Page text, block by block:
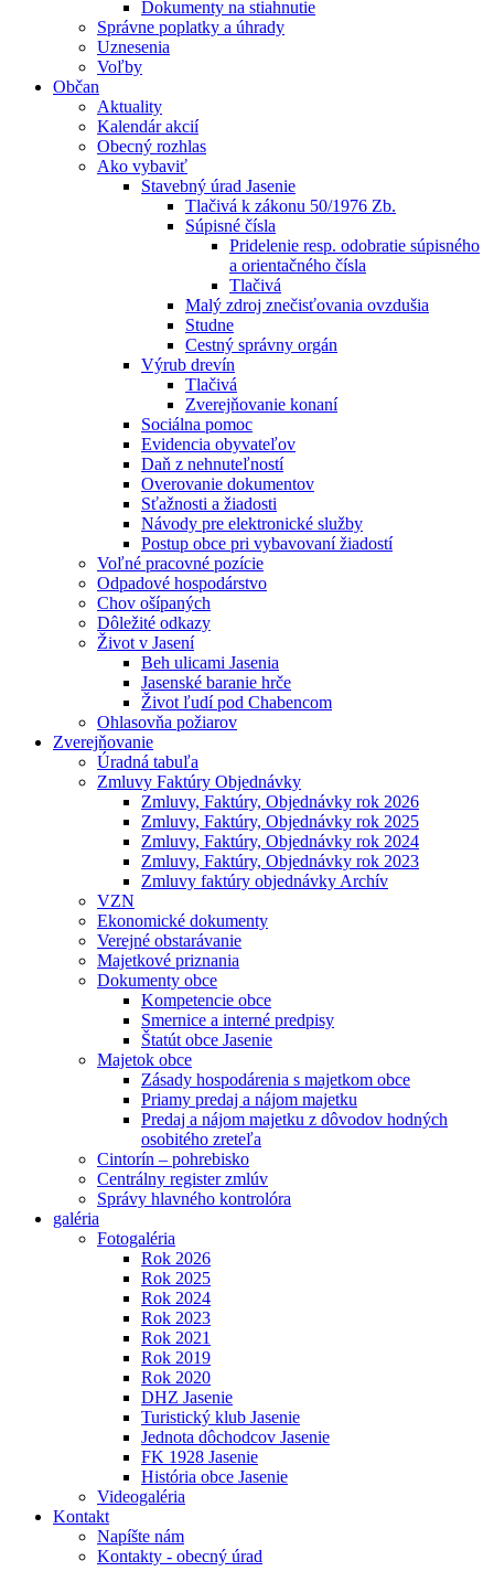
Dokumenty na stiahnutie
Správne poplatky a úhrady
Uznesenia
Voľby
Občan
Aktuality
Kalendár akcií
Obecný rozhlas
Ako vybaviť
Stavebný úrad Jasenie
Tlačivá k zákonu 50/1976 Zb.
Súpisné čísla
Pridelenie resp. odobratie súpisného
a orientačného čísla
Tlačivá
Malý zdroj znečisťovania ovzdušia
Studne
Cestný správny orgán
Výrub drevín
Tlačivá
Zverejňovanie konaní
Sociálna pomoc
Evidencia obyvateľov
Daň z nehnuteľností
Overovanie dokumentov
Sťažnosti a žiadosti
Návody pre elektronické služby
Postup obce pri vybavovaní žiadostí
Voľné pracovné pozície
Odpadové hospodárstvo
Chov ošípaných
Dôležité odkazy
Život v Jasení
Beh ulicami Jasenia
Jasenské baranie hrče
Život ľudí pod Chabencom
Ohlasovňa požiarov
Zverejňovanie
Úradná tabuľa
Zmluvy Faktúry Objednávky
Zmluvy, Faktúry, Objednávky rok 2026
Zmluvy, Faktúry, Objednávky rok 2025
Zmluvy, Faktúry, Objednávky rok 2024
Zmluvy, Faktúry, Objednávky rok 2023
Zmluvy faktúry objednávky Archív
VZN
Ekonomické dokumenty
Verejné obstarávanie
Majetkové priznania
Dokumenty obce
Kompetencie obce
Smernice a interné predpisy
Štatút obce Jasenie
Majetok obce
Zásady hospodárenia s majetkom obce
Priamy predaj a nájom majetku
Predaj a nájom majetku z dôvodov hodných
osobitého zreteľa
Cintorín – pohrebisko
Centrálny register zmlúv
Správy hlavného kontrolóra
galéria
Fotogaléria
Rok 2026
Rok 2025
Rok 2024
Rok 2023
Rok 2021
Rok 2019
Rok 2020
DHZ Jasenie
Turistický klub Jasenie
Jednota dôchodcov Jasenie
FK 1928 Jasenie
História obce Jasenie
Videogaléria
Kontakt
Napíšte nám
Kontakty - obecný úrad